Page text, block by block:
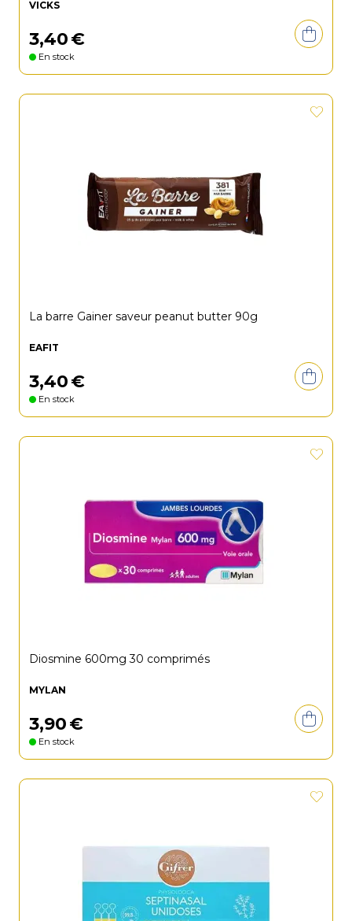
VICKS
3,40€
En stock
La barre Gainer saveur peanut butter 90g
EAFIT
3,40€
En stock
Diosmine 600mg 30 comprimés
MYLAN
3,90€
En stock